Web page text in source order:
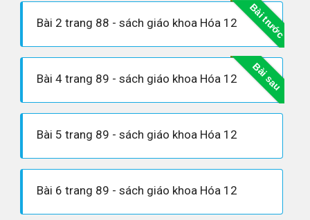
Bài trước
Bài 2 trang 88 - sách giáo khoa Hóa 12
Bài sau
Bài 4 trang 89 - sách giáo khoa Hóa 12
Bài 5 trang 89 - sách giáo khoa Hóa 12
Bài 6 trang 89 - sách giáo khoa Hóa 12